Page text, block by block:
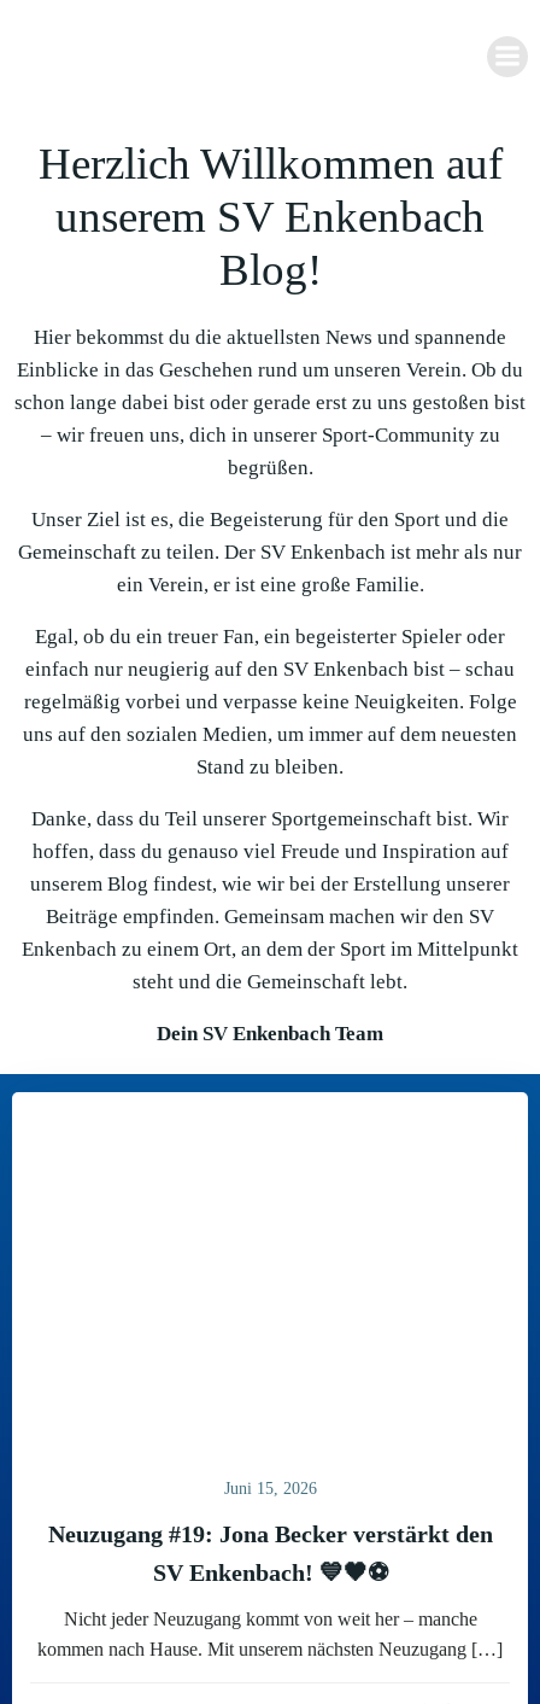
Herzlich Willkommen auf
unserem SV Enkenbach
Blog!
Hier bekommst du die aktuellsten News und spannende
Einblicke in das Geschehen rund um unseren Verein. Ob du
schon lange dabei bist oder gerade erst zu uns gestoßen bist
– wir freuen uns, dich in unserer Sport-Community zu
begrüßen.
Unser Ziel ist es, die Begeisterung für den Sport und die
Gemeinschaft zu teilen. Der SV Enkenbach ist mehr als nur
ein Verein, er ist eine große Familie.
Egal, ob du ein treuer Fan, ein begeisterter Spieler oder
einfach nur neugierig auf den SV Enkenbach bist – schau
regelmäßig vorbei und verpasse keine Neuigkeiten. Folge
uns auf den sozialen Medien, um immer auf dem neuesten
Stand zu bleiben.
Danke, dass du Teil unserer Sportgemeinschaft bist. Wir
hoffen, dass du genauso viel Freude und Inspiration auf
unserem Blog findest, wie wir bei der Erstellung unserer
Beiträge empfinden. Gemeinsam machen wir den SV
Enkenbach zu einem Ort, an dem der Sport im Mittelpunkt
steht und die Gemeinschaft lebt.
Dein SV Enkenbach Team
Juni 15, 2026
Neuzugang #19: Jona Becker verstärkt den
SV Enkenbach! 💙🖤⚽
Nicht jeder Neuzugang kommt von weit her – manche
kommen nach Hause. Mit unserem nächsten Neuzugang […]